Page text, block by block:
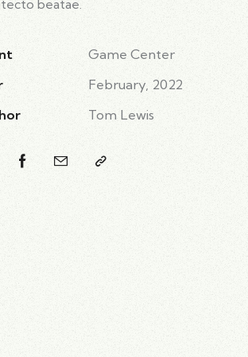
beatae.
Game Center
February, 2022
Tom Lewis